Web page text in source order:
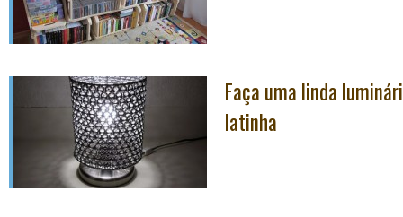
Faça uma linda
latinha